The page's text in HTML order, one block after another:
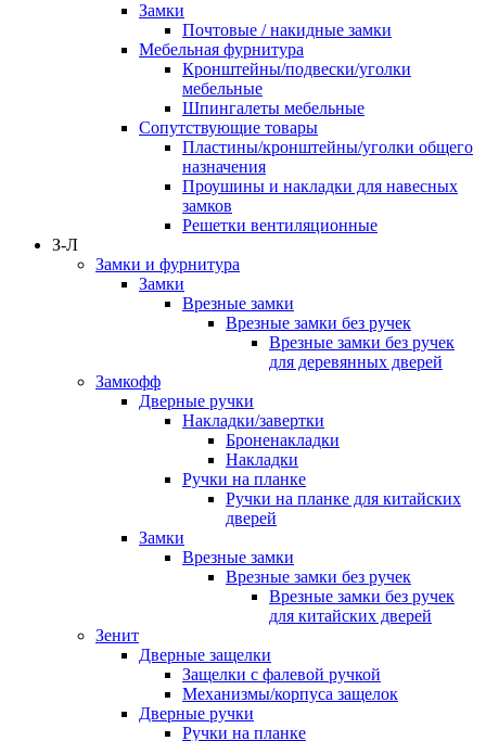
Замки
Почтовые / накидные замки
Мебельная фурнитура
Кронштейны/подвески/уголки
мебельные
Шпингалеты мебельные
Сопутствующие товары
Пластины/кронштейны/уголки общего
назначения
Проушины и накладки для навесных
замков
Решетки вентиляционные
З-Л
Замки и фурнитура
Замки
Врезные замки
Врезные замки без ручек
Врезные замки без ручек
для деревянных дверей
Замкофф
Дверные ручки
Накладки/завертки
Броненакладки
Накладки
Ручки на планке
Ручки на планке для китайских
дверей
Замки
Врезные замки
Врезные замки без ручек
Врезные замки без ручек
для китайских дверей
Зенит
Дверные защелки
Защелки с фалевой ручкой
Механизмы/корпуса защелок
Дверные ручки
Ручки на планке